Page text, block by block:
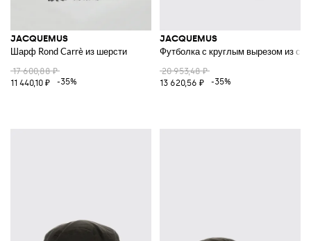
JACQUEMUS
Шарф Rond Carrè из шерсти
17 600,88 ₽
11 440,10 ₽
-35%
JACQUEMUS
Футболка с круглым вырезом из
20 953,48 ₽
13 620,56 ₽
-35%